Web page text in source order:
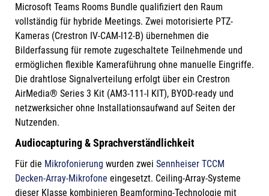
Microsoft Teams Rooms Bundle qualifiziert den Raum
vollständig für hybride Meetings. Zwei motorisierte PTZ-
Kameras (Crestron IV-CAM-I12-B) übernehmen die
Bilderfassung für remote zugeschaltete Teilnehmende und
ermöglichen flexible Kameraführung ohne manuelle Eingriffe.
Die drahtlose Signalverteilung erfolgt über ein Crestron
AirMedia® Series 3 Kit (AM3-111-I KIT), BYOD-ready und
netzwerksicher ohne Installationsaufwand auf Seiten der
Nutzenden.
Audiocapturing & Sprachverständlichkeit
Für die Mikrofonierung wurden zwei Sennheiser TCCM
Decken-Array-Mikrofone eingesetzt. Ceiling-Array-Systeme
dieser Klasse kombinieren Beamforming-Technologie mit